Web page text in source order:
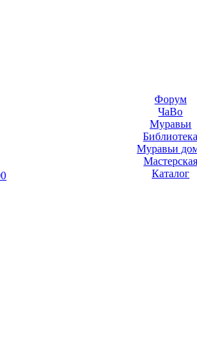
Форум
ЧаВо
Муравьи
Муравьи
Мастерская
Каталог